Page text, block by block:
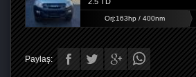
Orj:163hp / 400nm
Paylaş: